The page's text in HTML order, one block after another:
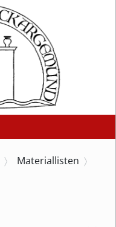
Materiallisten